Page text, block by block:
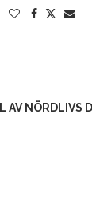
AV NÖRDLIVS